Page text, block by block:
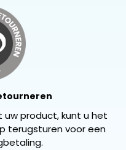
product, kunt u het
terugsturen voor een